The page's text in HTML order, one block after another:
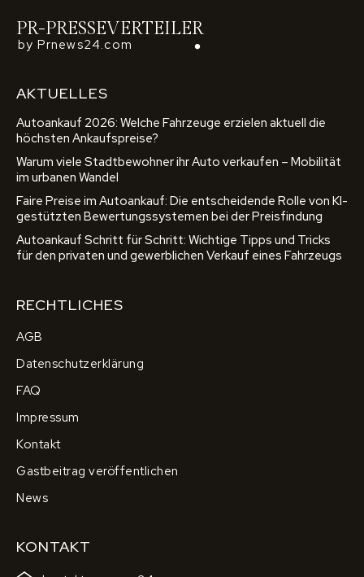
PR-PRESSEVERTEILER
by Prnews24.com
AKTUELLES
Autoankauf 2026: Welche Fahrzeuge erzielen aktuell die
höchsten Ankaufspreise?
Warum viele Stadtbewohner ihr Auto verkaufen – Mobilität
im urbanen Wandel
Faire Preise im Autoankauf: Die entscheidende Rolle von KI-
gestützten Bewertungssystemen bei der Preisfindung
Autoankauf Schritt für Schritt: Wichtige Tipps und Tricks
für den privaten und gewerblichen Verkauf eines Fahrzeugs
RECHTLICHES
AGB
Datenschutzerklärung
FAQ
Impressum
Kontakt
Gastbeitrag veröffentlichen
News
KONTAKT